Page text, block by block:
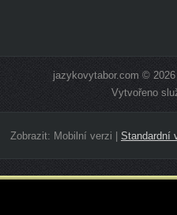
jazykovytabor.com ©
Vytvořeno
Zobrazit: Mobilní verzi Standardní